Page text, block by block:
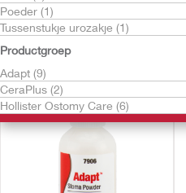
Poeder (1)
Tussenstukje urozakje (1)
Productgroep
Adapt (9)
CeraPlus (2)
Hollister Ostomy Care (6)
geurneutraliserend